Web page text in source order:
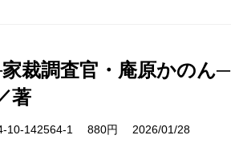
裁調査官・庵原かのん─
著
10-142564-1 880円 2026/01/28